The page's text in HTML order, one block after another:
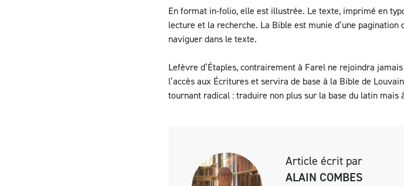
En format in-folio, elle est illustrée. Le texte, imprimé en
lecture et la recherche. La Bible est munie d’une
naviguer dans le texte.
Lefèvre d’Étaples, contrairement à Farel ne rejoindra
l’accès aux Écritures et servira de base à la Bible de
tournant radical : traduire non plus sur la base du latin mais
Article écrit par
ALAIN COMBES